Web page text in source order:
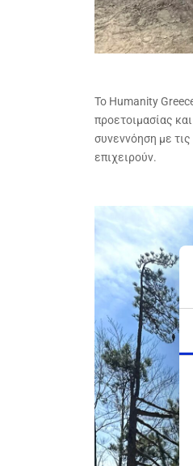
Το Humanity
προετοιμασίας
συνεννόηση με
επιχειρούν.